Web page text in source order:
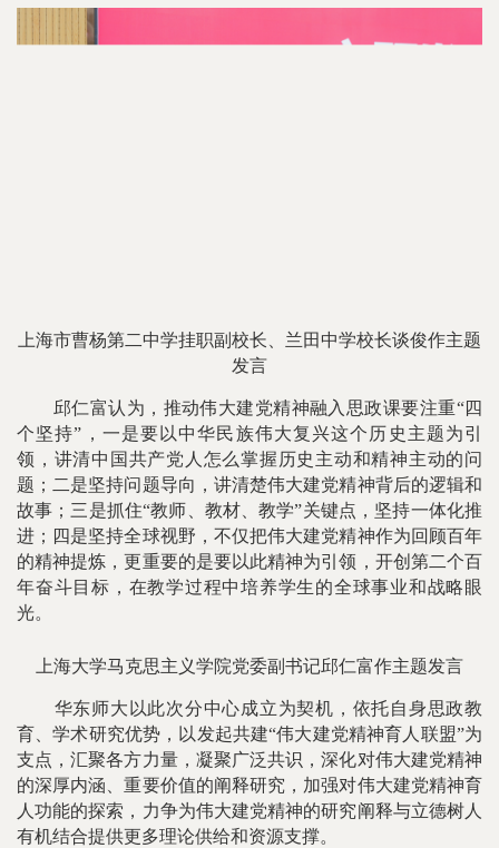
上海市曹杨第二中学挂职副校长、兰田中学校长谈俊作主题
发言
邱仁富认为，推动伟大建党精神融入思政课要注重“四
个坚持”，一是要以中华民族伟大复兴这个历史主题为引
领，讲清中国共产党人怎么掌握历史主动和精神主动的问
题；二是坚持问题导向，讲清楚伟大建党精神背后的逻辑和
故事；三是抓住“教师、教材、教学”关键点，坚持一体化推
进；四是坚持全球视野，不仅把伟大建党精神作为回顾百年
的精神提炼，更重要的是要以此精神为引领，开创第二个百
年奋斗目标，在教学过程中培养学生的全球事业和战略眼
光。
上海大学马克思主义学院党委副书记邱仁富作主题发言
华东师大以此次分中心成立为契机，依托自身思政教
育、学术研究优势，以发起共建“伟大建党精神育人联盟”为
支点，汇聚各方力量，凝聚广泛共识，深化对伟大建党精神
的深厚内涵、重要价值的阐释研究，加强对伟大建党精神育
人功能的探索，力争为伟大建党精神的研究阐释与立德树人
有机结合提供更多理论供给和资源支撑。